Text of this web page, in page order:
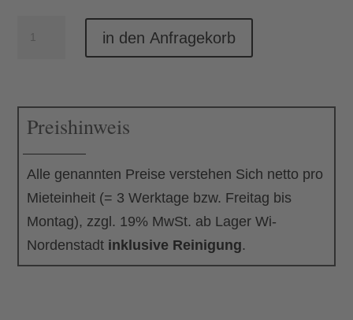
in den Anfragekorb
Preishinweis
Alle genannten Preise verstehen Sich netto pro
Mieteinheit (= 3 Werktage bzw. Freitag bis
Montag), zzgl. 19% MwSt. ab Lager Wi-
Nordenstadt inklusive Reinigung.